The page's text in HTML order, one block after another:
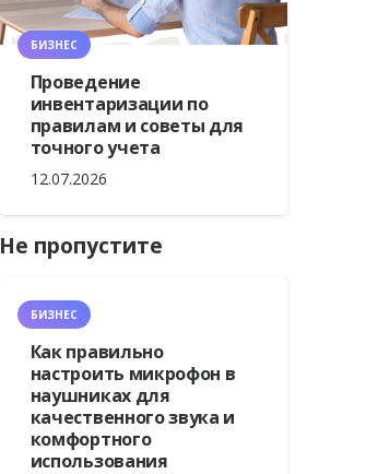
БИЗНЕС
Проведение
инвентаризации по
правилам и советы для
точного учета
12.07.2026
Не пропустите
БИЗНЕС
Как правильно
настроить микрофон в
наушниках для
качественного звука и
комфортного
использования